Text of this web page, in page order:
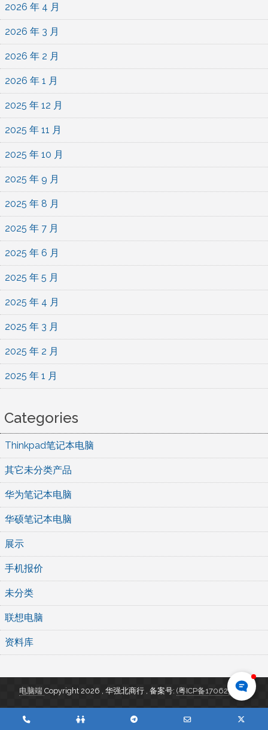
2026 年 4 月
2026 年 3 月
2026 年 2 月
2026 年 1 月
2025 年 12 月
2025 年 11 月
2025 年 10 月
2025 年 9 月
2025 年 8 月
2025 年 7 月
2025 年 6 月
2025 年 5 月
2025 年 4 月
2025 年 3 月
2025 年 2 月
2025 年 1 月
Categories
Thinkpad笔记本电脑
其它未分类产品
华为笔记本电脑
华硕笔记本电脑
展示
手机报价
未分类
联想电脑
资料库
电脑端Copyright 2026 , 华强北商行 ,备案号:(粤ICP备17062346号)
QQ